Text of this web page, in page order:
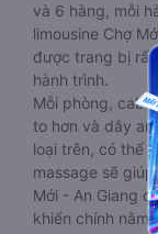
và 6 hàng, mỗi
limousine Chợ
được trang bị rất
hành trình.
Mỗi phòng,
to hơn và dây
loại trên, có thể
massage sẽ
Mới - An Giang
khiển chính nằm